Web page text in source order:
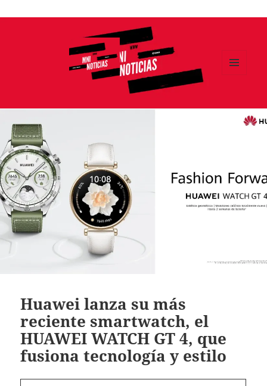
Ir
Huawei lanza su más
reciente smartwatch, el
HUAWEI WATCH GT 4, que
fusiona tecnología y estilo